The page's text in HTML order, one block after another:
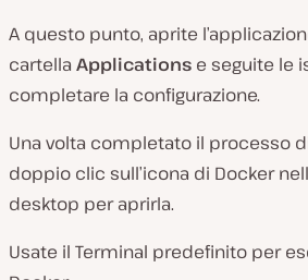
A questo punto, aprite
cartella Applications e seguite le
completare la configurazione.
Una volta completato il processo
doppio clic sull’icona di Docker
desktop per aprirla.
Usate il Terminal predefinito per